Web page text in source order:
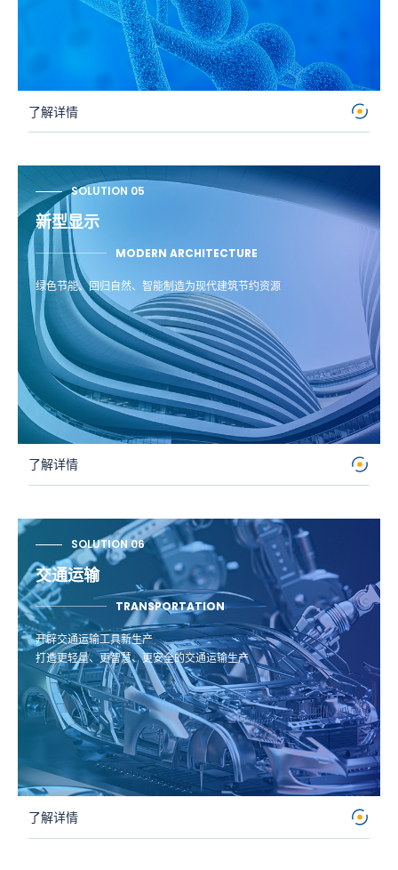
了解详情
SOLUTION 05
新型显示
MODERN ARCHITECTURE
绿色节能、回归自然、智能制造为现代建筑节约资源
了解详情
SOLUTION 06
交通运输
TRANSPORTATION
开辟交通运输工具新生产
打造更轻量、更智慧、更安全的交通运输生产
了解详情